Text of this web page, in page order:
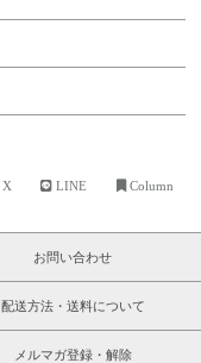
X LINE Column
お問い合わせ
配送方法・送料について
メルマガ登録・解除